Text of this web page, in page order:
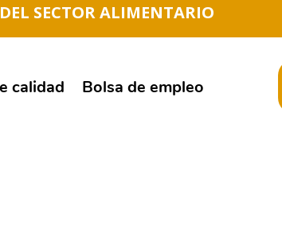
SECTOR ALIMENTARIO
calidad
Bolsa de empleo